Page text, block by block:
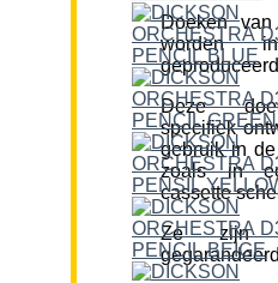
Doeken van
worden
Deze
specifiek
gebruik in
zoals in
cassette
Ze zijn